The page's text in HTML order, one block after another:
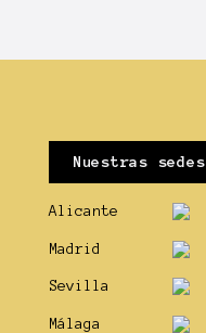
Nuestras sedes
Alicante
Madrid
Sevilla
Málaga